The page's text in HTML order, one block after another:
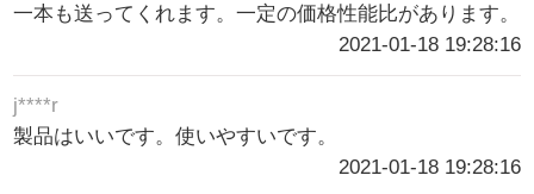
一本も送ってくれます。一定の価格性能比があります。
2021-01-18 19:28:16
j****r
製品はいいです。使いやすいです。
2021-01-18 19:28:16